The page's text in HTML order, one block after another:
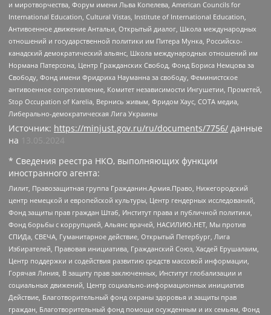
и миротворчества, Форум имени Льва Копелева, American Councils for
International Education, Cultural Vistas, Institute of International Education,
Антивоенное движение Антальи, Открытый диалог, Школа международных
отношений и государственной политики им Питера Мунка, Российско-
канадский демократический альянс, Школа международных отношений им
Нормана Патерсона, Центр Гражданских Свобод, Фонд Бориса Немцова за
Свободу, Фонд имени Фридриха Науманна за свободу, Феминистское
антивоенное сопротивление, Комитет независимости Ингушетии, Прометей,
Stop Occupation of Karelia, Вернись живым, Фридом Хаус, СОТА медиа,
Либерально-демократическая Лига Украины
Источник: https://minjust.gov.ru/ru/documents/7756/ данные
на
13.05.2024
* Сведения реестра НКО, выполняющих функции
иностранного агента:
Лилит, Правозащитная группа Гражданин.Армия.Право, Нижегородский
центр немецкой и европейской культуры, Центр гендерных исследований,
Фонд защиты прав граждан Штаб, Институт права и публичной политики,
Фонд борьбы с коррупцией, Альянс врачей, НАСИЛИЮ.НЕТ, Мы против
СПИДа, СВЕЧА, Гуманитарное действие, Открытый Петербург, Лига
Избирателей, Правовая инициатива, Гражданский Союз, Хасдей Ерушалаим,
Центр поддержки и содействия развитию средств массовой информации,
Горячая Линия, В защиту прав заключенных, Институт глобализации и
социальных движений, Центр социально-информационных инициатив
Действие, Благотворительный фонд охраны здоровья и защиты прав
граждан, Благотворительный фонд помощи осужденным и их семьям, Фонд